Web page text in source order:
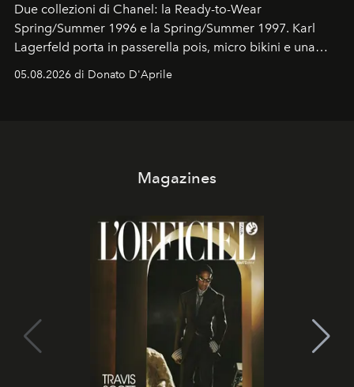
Due collezioni di Chanel: la Ready-to-Wear
Spring/Summer 1996 e la Spring/Summer 1997. Karl
Lagerfeld porta in passerella pois, micro bikini e una
Kate, Claudia e Carla una dietro l'altra. Trent'anni dopo,
05.08.2026 di Donato D'Aprile
Magazines